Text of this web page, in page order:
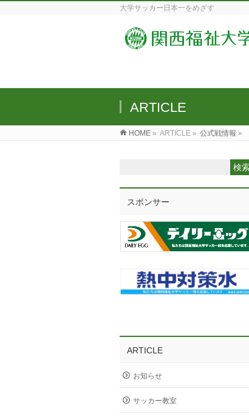
大学サッカー日本一をめざす
ARTICLE
HOME » ARTICLE » 公式戦情報 »
スポンサー
ARTICLE
お知らせ
サッカー教室